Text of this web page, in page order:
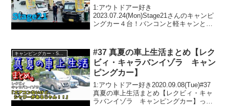
1:アウトドアー好き
2023.07.24(Mon)Stage21さんのキャンピ
ングカー４台！バンコンと軽キャンとキ
き2023.07.24(Mon)この動画は注目です！
3...
#37 真夏の車上生活まとめ【レク
ビィ・キャラバンイゾラ キャン
ピングカー】
1:アウトドアー好き2020.09.08(Tue)#37
真夏の車上生活まとめ【レクビィ・キャ
ラバンイゾラ キャンピングカー】って